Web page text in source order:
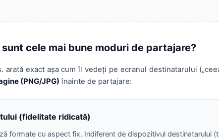
sunt cele mai bune moduri de partajare?
arată exact așa cum îl vedeți pe ecranul destinatarului
(PNG/JPG) înainte de partajare:
(fidelitate ridicată)
formate cu aspect fix. Indiferent de dispozitivul destinatarului